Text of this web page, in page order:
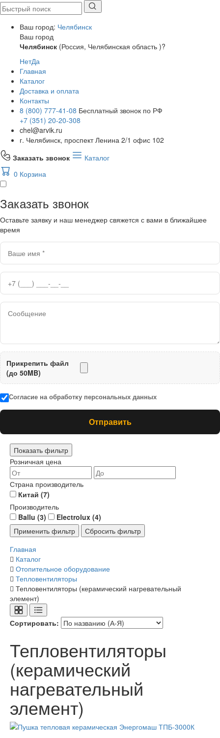
Ваш город: Челябинск
Ваш город
Челябинск (Россия, Челябинская область )?
НетДа
Главная
Каталог
Доставка и оплата
Контакты
8 (800) 777-41-08 Бесплатный звонок по РФ
+7 (351) 20-20-308
chel@arvik.ru
г. Челябинск, проспект Ленина 2/1 офис 102
Заказать звонок
Каталог
0 Корзина
Заказать звонок
Оставьте заявку и наш менеджер свяжется с вами в ближайшее
время
Прикрепить файл
(до 50MB)
Согласие на обработку персональных данных
Отправить
Показать фильтр
Розничная цена
Страна производитель
Китай (7)
Производитель
Ballu (3) Electrolux (4)
Главная
Каталог
Отопительное оборудование
Тепловентиляторы
Тепловентиляторы (керамический нагревательный
элемент)
Сортировать:
Тепловентиляторы
(керамический
нагревательный
элемент)